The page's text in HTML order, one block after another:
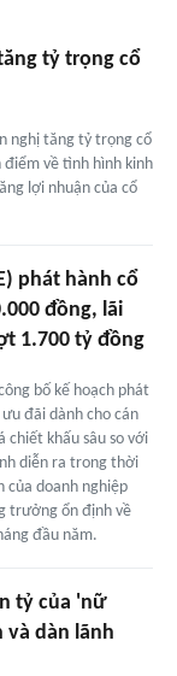
tỷ trọng cổ
nghị tăng tỷ trọng cổ
điểm về tình hình kinh
lợi nhuận của cổ
phát hành cổ
đồng, lãi
1.700 tỷ đồng
bố kế hoạch phát
đãi dành cho cán
chiết khấu sâu so với
diễn ra trong thời
của doanh nghiệp
trưởng ổn định về
đầu năm.
tỷ của 'nữ
dàn lãnh